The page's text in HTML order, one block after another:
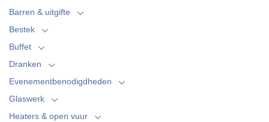
Barren & uitgifte
Bestek
Buffet
Dranken
Evenementbenodigdheden
Glaswerk
Heaters & open vuur